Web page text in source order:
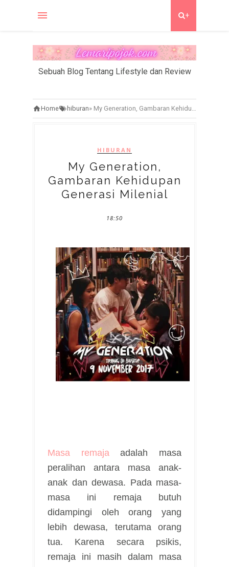
+
Sebuah Blog Tentang Lifestyle dan Review
Home hiburan» My Generation, Gambaran Kehidupan Generasi Milenial
HIBURAN
My Generation,
Gambaran Kehidupan
Generasi Milenial
18:50
Masa remaja adalah masa
peralihan antara masa anak-
anak dan dewasa. Pada masa-
masa ini remaja butuh
didampingi oleh orang yang
lebih dewasa, terutama orang
tua. Karena secara psikis,
remaja ini masih dalam masa